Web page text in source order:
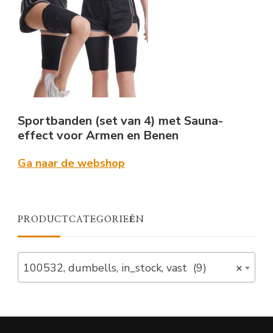
Sportbanden (set van 4) met Sauna-
effect voor Armen en Benen
Ga naar de webshop
PRODUCTCATEGORIEËN
×
100532, dumbells, in_stock, vast (9)